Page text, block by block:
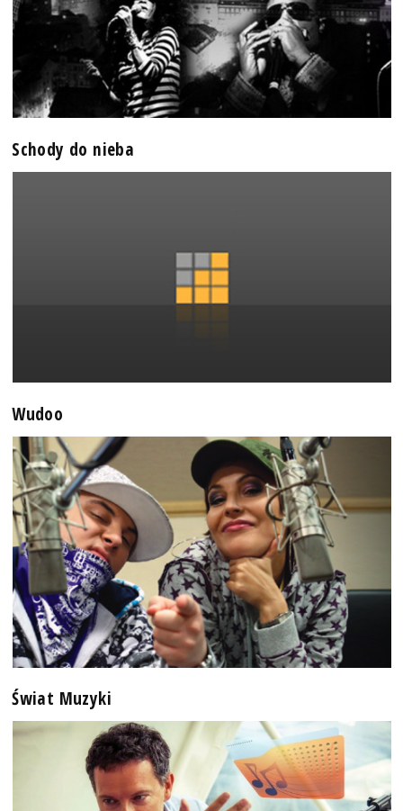
Schody do nieba
Wudoo
Świat Muzyki